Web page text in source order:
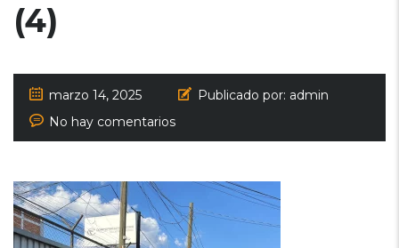
(4)
marzo 14, 2025 Publicado por: admin
No hay comentarios